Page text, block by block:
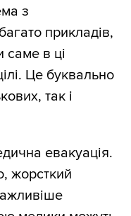
з
прикладів,
саме в ці
Це буквально
так і
евакуація.
жорсткий